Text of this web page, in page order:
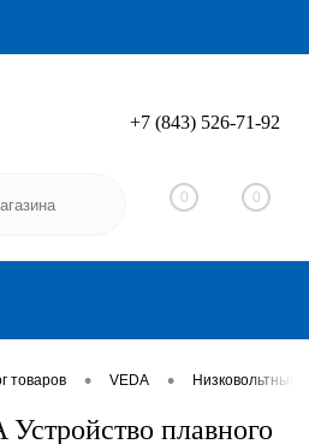
Вход Регистрация
+7 (843) 526-71-92
0 0
товаров • VEDA •
плавного